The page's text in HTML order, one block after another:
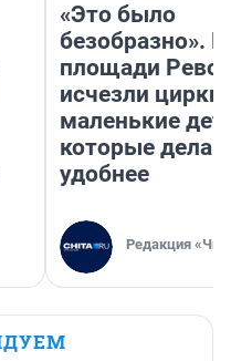
«Это было
безобразно».
площади
исчезли цирки
маленькие
которые
удобнее
Редакция